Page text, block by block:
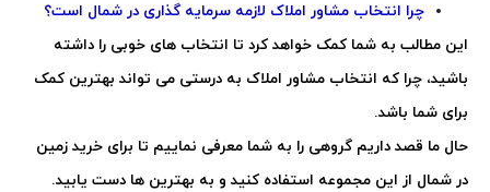
چرا انتخاب مشاور املاک لازمه سرمایه گذاری در شمال است؟
این مطالب به شما کمک خواهد کرد تا انتخاب های خوبی را داشته
باشید، چرا که انتخاب مشاور املاک به درستی می تواند بهترین کمک
برای شما باشد.
حال ما قصد داریم گروهی را به شما معرفی نماییم تا برای خرید زمین
در شمال از این مجموعه استفاده کنید و به بهترین ها دست یابید.